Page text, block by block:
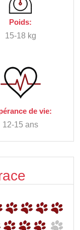
Poids:
15-18 kg
de vie:
12-15 ans